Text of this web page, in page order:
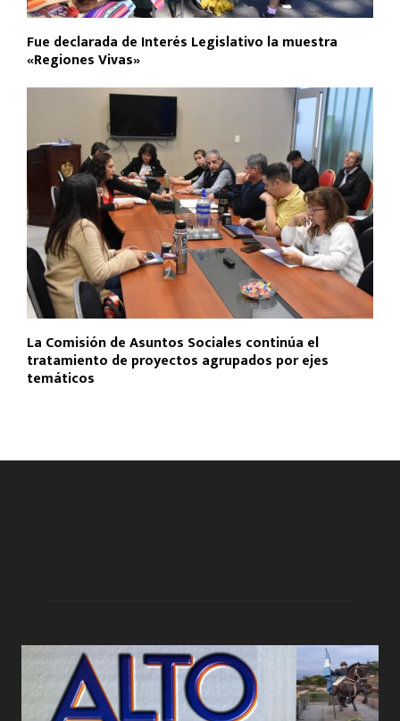
Fue declarada de Interés Legislativo la muestra
«Regiones Vivas»
La Comisión de Asuntos Sociales continúa el
tratamiento de proyectos agrupados por ejes
temáticos